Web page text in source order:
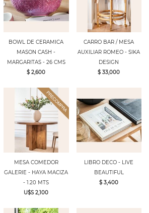
BOWL DE CERAMICA
MASON CASH -
MARGARITAS - 26 CMS
$ 2,600
CARRO BAR / MESA
AUXILIAR ROMEO - SIKA
DESIGN
$ 33,000
MESA COMEDOR
GALERIE - HAYA MACIZA
- 1.20 MTS
U$S 2,100
LIBRO DECO - LIVE
BEAUTIFUL
$ 3,400